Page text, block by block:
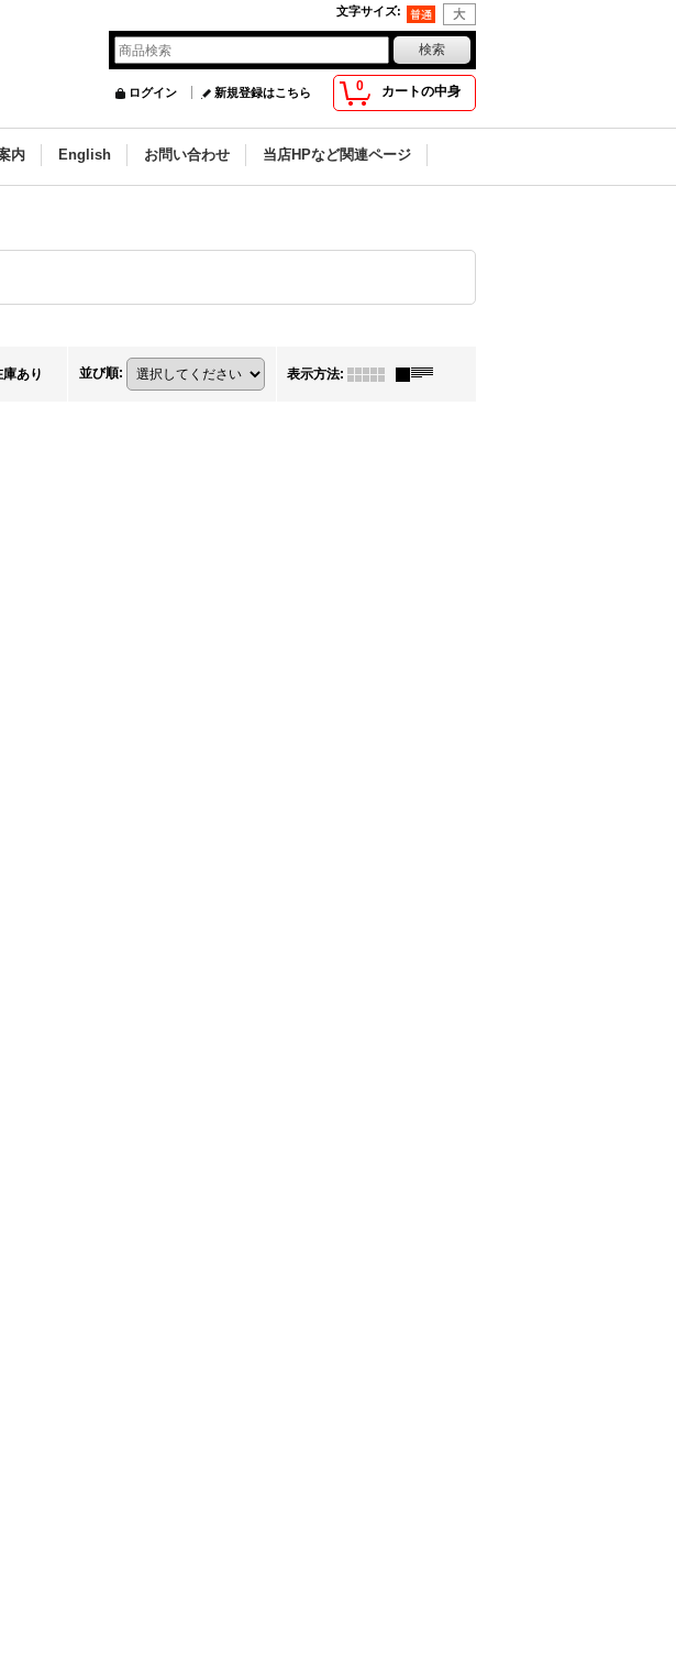
文字サイズ:
0 カートの中身
ログイン 新規登録はこちら
内 English お問い合わせ 当店HPなど関連ページ
庫あり 並び順: 表示方法: